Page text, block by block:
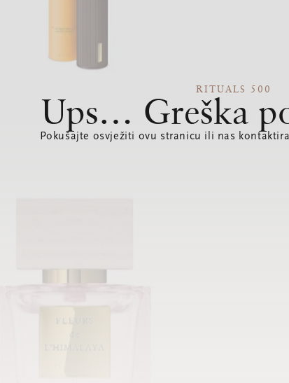
RITUALS 500
Ups… Greška
Pokušajte osvježiti ovu stranicu ili nas